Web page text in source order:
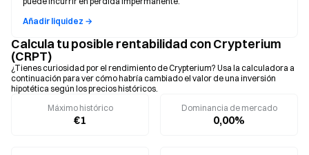
Añadir liquidez →
Calcula tu posible rentabilidad con Crypterium
(CRPT)
¿Tienes curiosidad por el rendimiento de Crypterium? Usa la calculadora a
continuación para ver cómo habría cambiado el valor de una inversión
hipotética según los precios históricos.
Máximo histórico
€1
Dominancia de mercado
0,00%